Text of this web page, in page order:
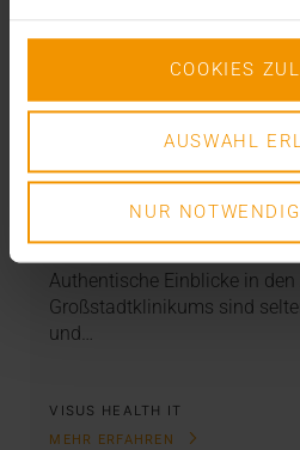
COOKIES
AUSWAHL
NUR
Helden in Serie: Das
Stuttgart und JiveX
10.12.2021
Authentische Einblicke in
Großstadtklinikums sind
und…
VISUS HEALTH IT
MEHR ERFAHREN